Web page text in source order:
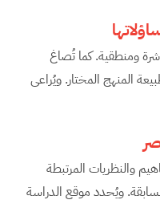
ومنطقية. كما تُصاغ
المنهج المختار. ويُراعى
والنظريات المرتبطة
ويُحدد موقع الدراسة